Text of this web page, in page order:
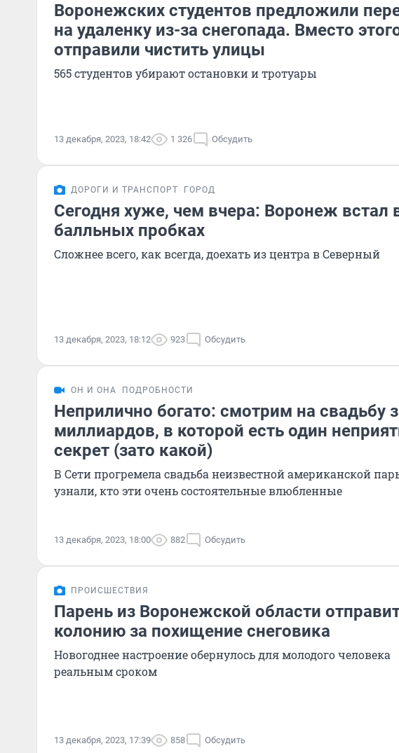
Воронежских студентов предложили
на удаленку из-за снегопада. Вместо
отправили чистить улицы
565 студентов убирают остановки и тротуары
13 декабря, 2023, 18:42 1 326 Обсудить
ДОРОГИ И ТРАНСПОРТ ГОРОД
Сегодня хуже, чем вчера: Воронеж встал
балльных пробках
Сложнее всего, как всегда, доехать из центра в Северный
13 декабря, 2023, 18:12 923 Обсудить
ОН И ОНА ПОДРОБНОСТИ
Неприлично богато: смотрим на свадьбу
миллиардов, в которой есть один
секрет (зато какой)
В Сети прогремела свадьба неизвестной американской
узнали, кто эти очень состоятельные влюбленные
13 декабря, 2023, 18:00 882 Обсудить
ПРОИСШЕСТВИЯ
Парень из Воронежской области
колонию за похищение снеговика
Новогоднее настроение обернулось для молодого человека
реальным сроком
13 декабря, 2023, 17:39 858 Обсудить